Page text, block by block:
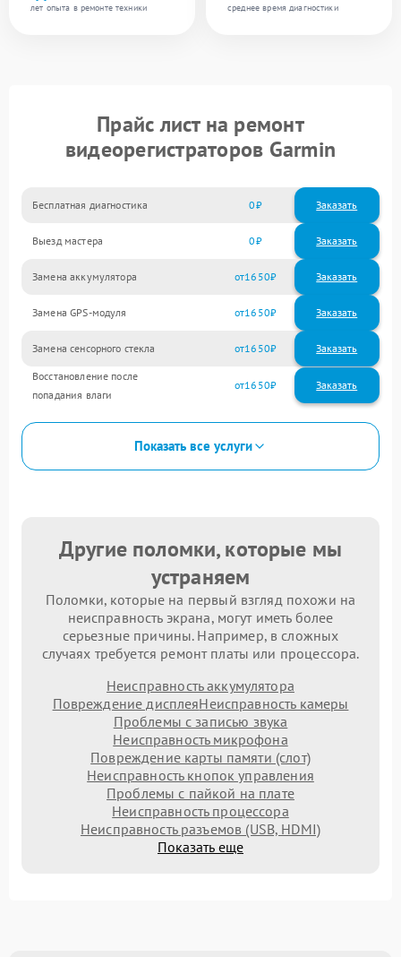
лет опыта в ремонте техники
среднее время диагностики
Прайс лист на ремонт
видеорегистраторов Garmin
Бесплатная диагностика 0 Заказать
Выезд мастера 0 Заказать
Замена аккумулятора 1650
Замена GPS-модуля 1650
Замена сенсорного стекла 1650
Восстановление после
попадания влаги
1650
Показать все услуги
Другие поломки, которые мы
устраняем
Поломки, которые на первый взгляд похожи на
неисправность экрана, могут иметь более
серьезные причины. Например, в сложных
случаях требуется ремонт платы или процессора.
Неисправность аккумулятора
Повреждение дисплеяНеисправность камеры
Проблемы с записью звука
Неисправность микрофона
Повреждение карты памяти (слот)
Неисправность кнопок управления
Проблемы с пайкой на плате
Неисправность процессора
Неисправность разъемов (USB, HDMI)
Показать еще